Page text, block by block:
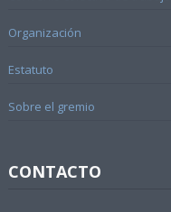
Organización
Estatuto
Sobre el gremio
CONTACTO